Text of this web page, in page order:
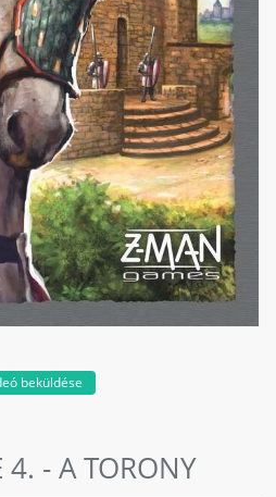
beküldése
4. - A TORONY